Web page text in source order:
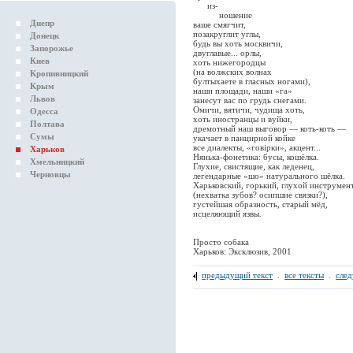
Днепр
Донецк
Запорожье
Киев
Кропивницкий
Крым
Львов
Одесса
Полтава
Сумы
Харьков
Хмельницкий
Черновцы
из-
ношение
ваше смягчит,
позакруглит углы,
будь вы хоть москвичи,
двуглавые... орлы,
хоть нижегородцы
(на волжских волнах
бултыхаете в гласных ногами),
наши площади, наши «га»
занесут вас по грудь снегами.
Омичи, вятичи, чудища хоть,
хоть иностранцы и вуйки,
дремотный наш выговор — коть-коть —
укачает в панцирной койке
все диалекты, «говірки», акцент...
Нянька-фонетика: бусы, кошёлка.
Глухие, свистящие, как леденец,
легендарные «шо» натурального шёлка.
Харьковский, горький, глухой
(нехватка зубов? осипшие связки?),
густейшая образность, старый мёд,
исцеляющий язвы.
Просто собака
Харьков: Эксклюзив, 2001
предыдущий текст все тексты